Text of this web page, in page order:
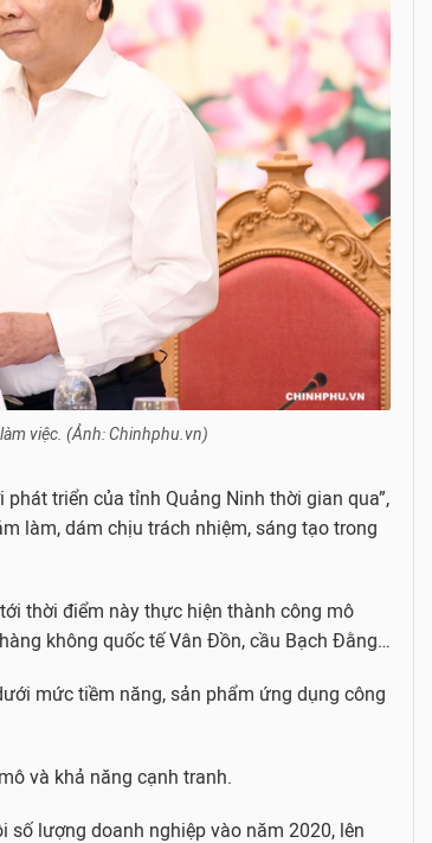
việc. (Ảnh: Chinhphu.vn)
triển của tỉnh Quảng Ninh thời gian qua”,
làm, dám chịu trách nhiệm, sáng tạo trong
thời điểm này thực hiện thành công mô
không quốc tế Vân Đồn, cầu Bạch Đằng…
mức tiềm năng, sản phẩm ứng dụng công
và khả năng cạnh tranh.
lượng doanh nghiệp vào năm 2020, lên